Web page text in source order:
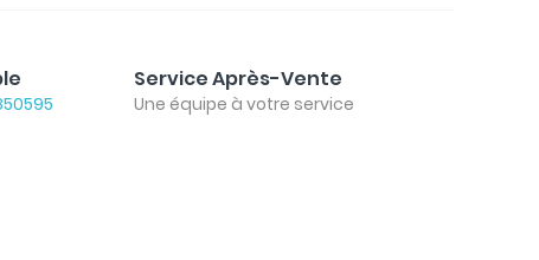
Service Après-Vente
Une équipe à votre service